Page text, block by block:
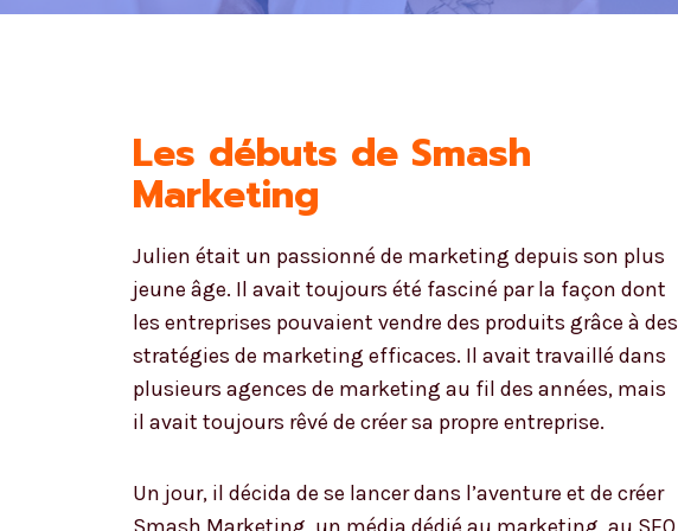
Les débuts de Smash
Marketing
Julien était un passionné de marketing depuis son plus
jeune âge. Il avait toujours été fasciné par la façon dont
les entreprises pouvaient vendre des produits grâce à des
stratégies de marketing efficaces. Il avait travaillé dans
plusieurs agences de marketing au fil des années, mais
il avait toujours rêvé de créer sa propre entreprise.
Un jour, il décida de se lancer dans l’aventure et de créer